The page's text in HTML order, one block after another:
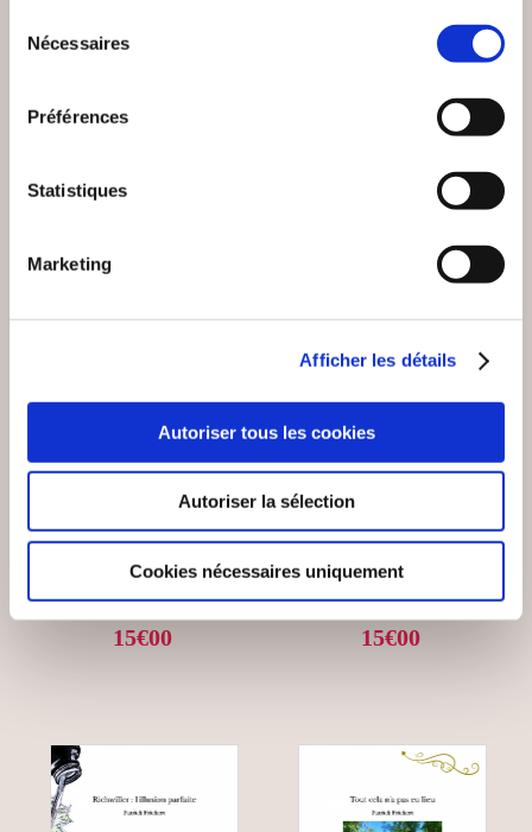
Nécessaires
Préférences
Statistiques
Marketing
Afficher les détails
Autoriser tous les cookies
Autoriser la sélection
Cookies nécessaires uniquement
(0 avis)
Patrick Frickert
Enigmes & mystères
15€00
Patrick Frickert
LA BÊTE DU
NONNENBRUCH
Enigmes & mystères
15€00